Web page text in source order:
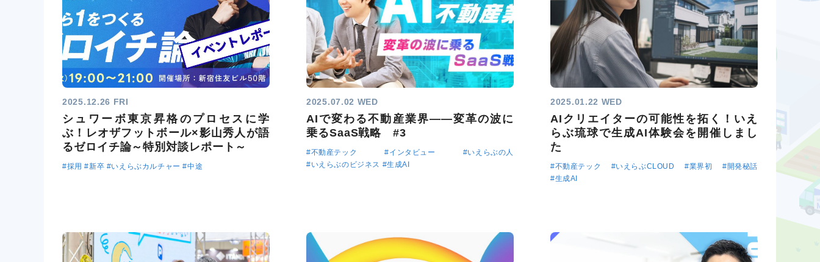
2025.12.26 FRI
シュワーボ東京昇格のプロセスに学
ぶ！レオザフットボール×影山秀人が語
るゼロイチ論～特別対談レポート～
#採用 #新卒 #いえらぶカルチャー #中途
2025.07.02 WED
AIで変わる不動産業界――変革の波に
乗るSaaS戦略 #3
#不動産テック #インタビュー
#いえらぶの人
#いえらぶのビジネス #生成AI
2025.01.22 WED
AIクリエイターの可能性を拓く！いえ
らぶ琉球で生成AI体験会を開催しまし
た
#不動産テック #いえらぶCLOUD #業界初
#開発秘話
#生成AI